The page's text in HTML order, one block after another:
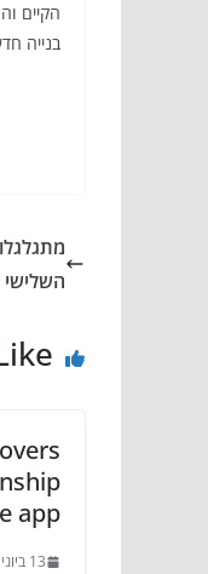
הקיים
בנייה
השלישי
app
13 ביוני 2023